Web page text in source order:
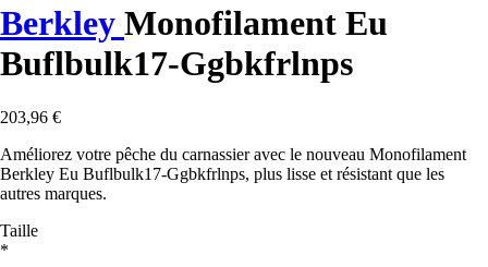
Berkley Monofilament Eu
Buflbulk17-Ggbkfrlnps
203,96 €
Améliorez votre pêche du carnassier avec le nouveau Monofilament
Berkley Eu Buflbulk17-Ggbkfrlnps, plus lisse et résistant que les
autres marques.
Taille
*